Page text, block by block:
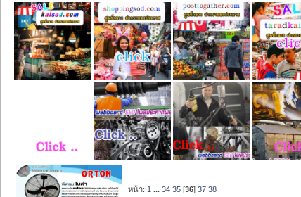
หน้า: 1 ...34 35 [36]37 38